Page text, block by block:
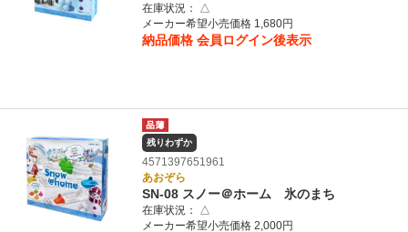
在庫状況：
△
メーカー希望小売価格 1,680円
納品価格 会員ログイン後表示
残りわずか
4571397651961
あおぞら
SN-08 スノー＠ホーム 氷のまち
在庫状況：
△
メーカー希望小売価格 2,000円